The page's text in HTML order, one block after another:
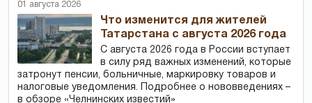
01 августа 2026
Что изменится для жителей
Татарстана с августа 2026 года
С августа 2026 года в России вступает
в силу ряд важных изменений, которые
затронут пенсии, больничные, маркировку товаров и
налоговые уведомления. Подробнее о нововведениях –
в обзоре «Челнинских известий»